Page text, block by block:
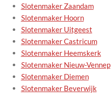
Slotenmaker Zaandam
Slotenmaker Hoorn
Slotenmaker Uitgeest
Slotenmaker Castricum
Slotenmaker Heemskerk
Slotenmaker Nieuw-Vennep
Slotenmaker Diemen
Slotenmaker Beverwijk